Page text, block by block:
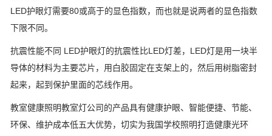
LED护眼灯需要80或高于的显色指数，而也就是说两者的显色指数
下限不同。
抗震性能不同 LED护眼灯的抗震性比LED灯差，LED灯是用一块半
导体的材料为主要芯片，用白胶固定在支架上的，然后用树脂密封
起来，起到保护里面的芯线作用。
教室健康照明教室灯公司的产品具有健康护眼、智能便捷、节能、
环保、维护成本低五大优势，切实为我国学校照明打造健康光环